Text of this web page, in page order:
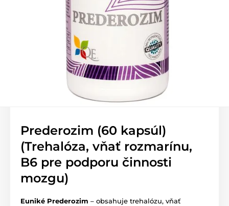
Prederozim (60 kapsúl)
(Trehalóza, vňať rozmarínu,
B6 pre podporu činnosti
mozgu)
Euniké Prederozim – obsahuje trehalózu, vňať